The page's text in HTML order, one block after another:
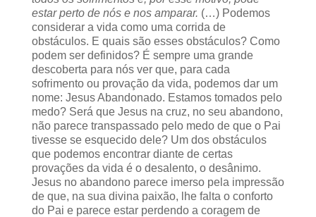
estar perto de nós e nos amparar. (…) Podemos
considerar a vida como uma corrida de
obstáculos. E quais são esses obstáculos? Como
podem ser definidos? É sempre uma grande
descoberta para nós ver que, para cada
sofrimento ou provação da vida, podemos dar um
nome: Jesus Abandonado. Estamos tomados pelo
medo? Será que Jesus na cruz, no seu abandono,
não parece transpassado pelo medo de que o Pai
tivesse se esquecido dele? Um dos obstáculos
que podemos encontrar diante de certas
provações da vida é o desalento, o desânimo.
Jesus no abandono parece imerso pela impressão
de que, na sua divina paixão, lhe falta o conforto
do Pai e parece estar perdendo a coragem de